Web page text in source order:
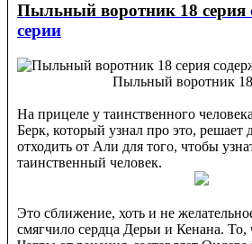
Пыльный воротник 18 серия
серии
Пыльный воротник
На прицеле у таинственного
Берк, который узнал про это, решает
отходить от Али для того, чтобы
таинственный человек.
Это сближение, хоть и не
смягчило сердца Дерьи и Кенана. То,